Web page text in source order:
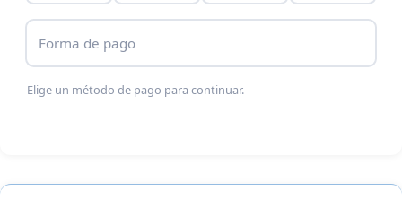
Forma de pago
Elige un método de pago para continuar.